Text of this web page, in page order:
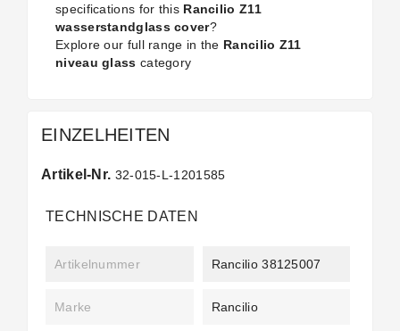
specifications for this Rancilio Z11
wasserstandglass cover?
Explore our full range in the Rancilio Z11
niveau glass category
EINZELHEITEN
Artikel-Nr. 32-015-L-1201585
TECHNISCHE DATEN
Artikelnummer Rancilio 38125007
Marke Rancilio